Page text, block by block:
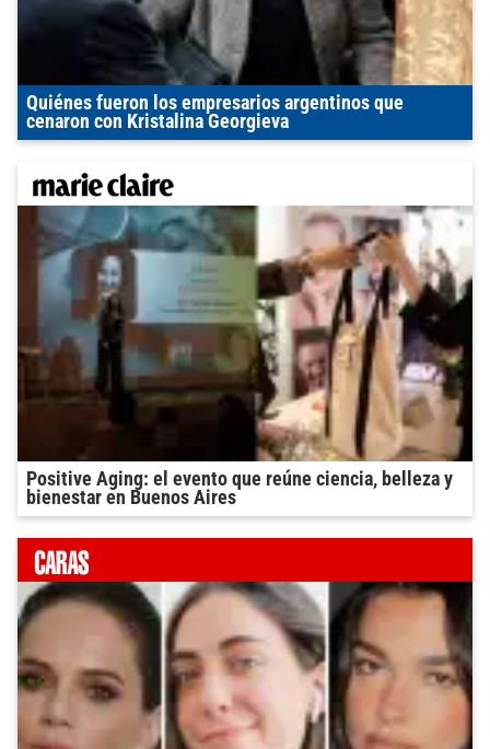
Quiénes fueron los empresarios argentinos que
cenaron con Kristalina Georgieva
Positive Aging: el evento que reúne ciencia, belleza y
bienestar en Buenos Aires